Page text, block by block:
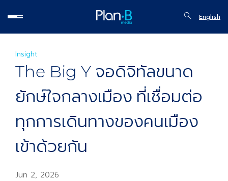
English
Insight
The Big Y จอดิจิทัลขนาด
ยักษ์ใจกลางเมือง ที่เชื่อมต่อ
ทุกการเดินทางของคนเมือง
เข้าด้วยกัน
Jun 2, 2026